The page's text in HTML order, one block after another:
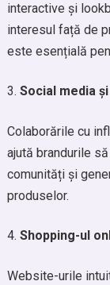
interactive și
interesul față de
este esențială
Social media
Colaborările cu
ajută brandurile
comunități și
produselor.
Shopping-ul
Website-urile